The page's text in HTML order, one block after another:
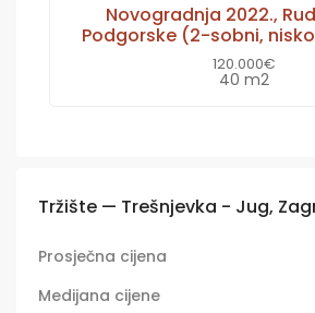
Novogradnja 2022.,
Podgorske (2-sobni,
120.000€
40 m2
Tržište — Trešnjevka - Jug,
Prosječna cijena
Medijana cijene